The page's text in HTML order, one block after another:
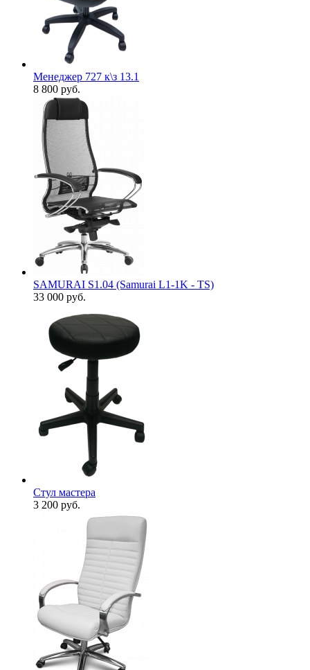
Менеджер 727 к\з 13.1
8 800 руб.
SAMURAI S1.04 (Samurai L1-1K - TS)
33 000 руб.
Стул мастера
3 200 руб.